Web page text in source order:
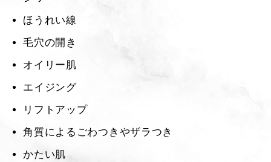
ほうれい線
毛穴の開き
オイリー肌
エイジング
リフトアップ
角質によるごわつきやザラつき
かたい肌